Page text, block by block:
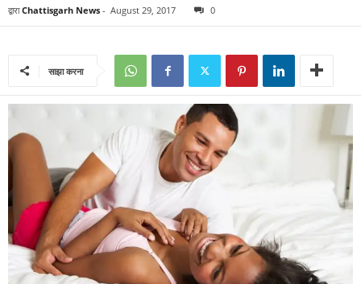
द्वारा Chattisgarh News - August 29, 2017 0
साझा करना